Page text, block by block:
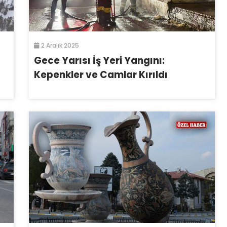
2 Aralık 2025
Gece Yarısı İş Yeri Yangını:
Kepenkler ve Camlar Kırıldı